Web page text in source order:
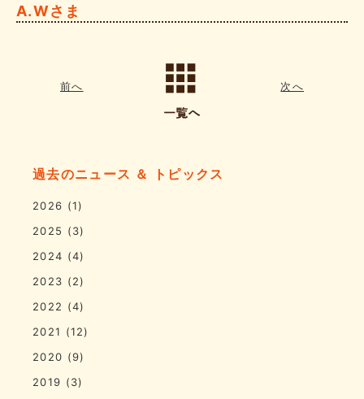
A.Wさま
前へ 次へ
過去のニュース ＆ トピックス
2026 (1)
2025 (3)
2024 (4)
2023 (2)
2022 (4)
2021 (12)
2020 (9)
2019 (3)